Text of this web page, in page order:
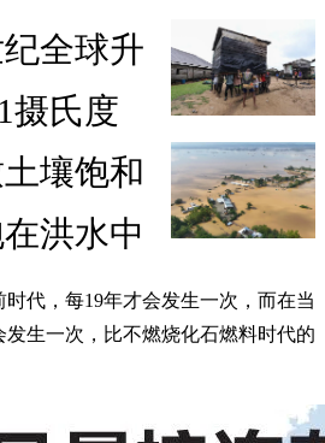
全球升
摄氏度
壤饱和
洪水中
代，每19年才会发生一次，而在当
生一次，比不燃烧化石燃料时代的